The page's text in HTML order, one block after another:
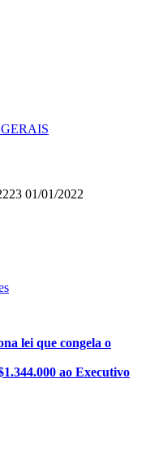
01/01/2022
lei que congela o
ao Executivo